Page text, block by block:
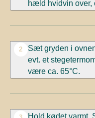
hæld hvidvin over,
2 Sæt gryden i
evt. et
være ca. 65°C.
Hold kødet varmt.